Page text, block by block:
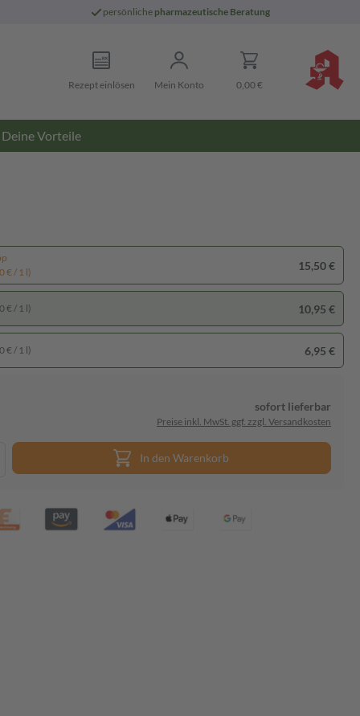
persönliche pharmazeutische Beratung
Rezept einlösen Mein Konto 0,00 €
Deine Vorteile
€ / 1 l)
15,50 €
€ / 1 l) 10,95 €
€ / 1 l) 6,95 €
sofort lieferbar
Preise inkl. MwSt. ggf. zzgl. Versandkosten
In den Warenkorb